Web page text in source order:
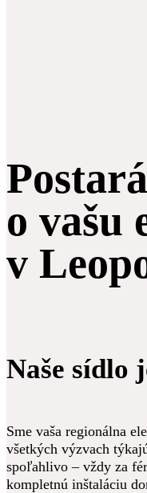
o vašu
v
Naše sídlo
Sme vaša regionálna
všetkých výzvach
spoľahlivo – vždy za
kompletnú inštaláciu